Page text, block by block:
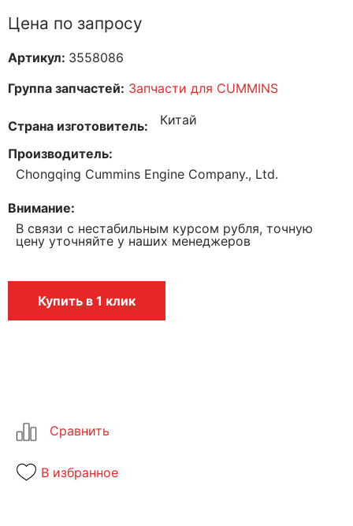
Цена по запросу
Артикул: 3558086
Группа запчастей: Запчасти для CUMMINS
Страна изготовитель Китай
Производитель
Chongqing Cummins Engine Company., Ltd.
Внимание
В связи с нестабильным курсом рубля, точную
цену уточняйте у наших менеджеров
Купить в 1 клик
В избранное